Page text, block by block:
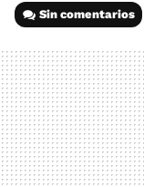
Sin comentarios